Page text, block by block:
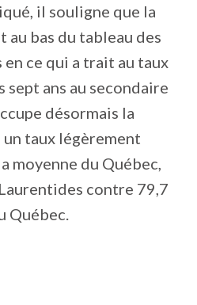
il souligne que la
au bas du tableau des
ce qui a trait au taux
ans au secondaire
désormais la
taux légèrement
moyenne du Québec,
contre 79,7
Québec.